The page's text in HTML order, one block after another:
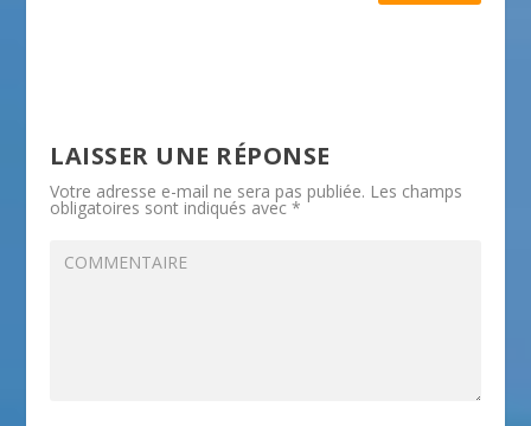
LAISSER UNE RÉPONSE
Votre adresse e-mail ne sera pas publiée. Les champs
obligatoires sont indiqués avec*